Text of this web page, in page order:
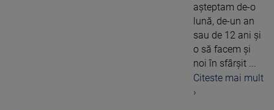
aşteptam de-o
lună, de-un an
sau de 12 ani şi
o să facem şi
noi în sfârşit ...
Citeste mai mult
›